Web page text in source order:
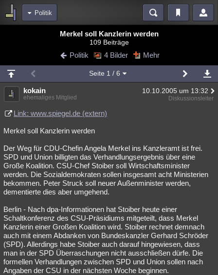
Politik
Blogs Videos
Chat Wiki Neuigkeiten
meine Rubriken
Menschen Mystery Kriminalfälle
Spiritualität Verschwörungen
Natur Umfragen Unterhaltung
weitere Rubriken
Philosophie Träume Orte Esoterik Literatur
Astronomie Helpdesk Gruppen Gaming Filme
Verbesserungen
Übersichten
Besucht Teilgenommen Alle Neue Geschlossen
Lesenswert Schlüsselwörter
Merkel soll Kanzlerin werden
109 Beiträge
Politik 4 Bilder Mehr
Seite 1 / 6
kokain 10.10.2005 um 13:32
ehemaliges Mitglied Diskussionsleiter
Link: www.spiegel.de (extern)
Merkel soll Kanzlerin werden
Der Weg für CDU-Chefin Angela Merkel ins Kanzleramt ist frei.
SPD und Union billigten das Verhandlungsergebnis über eine
Große Koalition. CSU-Chef Stoiber soll Wirtschaftsminister
werden. Die Sozialdemokraten sollen insgesamt acht Ministerien
bekommen. Peter Struck soll neuer Außenminister werden,
dementierte dies aber umgehend.
Berlin - Nach dpa-Informationen hat Stoiber heute einer
Schaltkonferenz des CSU-Präsidiums mitgeteilt, dass Merkel
Kanzlerin einer Großen Koalition wird. Stoiber rechnet demnach
auch mit einem Abdanken von Bundeskanzler Gerhard Schröder
(SPD). Allerdings habe Stoiber auch darauf hingewiesen, dass
man in der SPD Überraschungen nicht ausschließen dürfe. Die
formellen Verhandlungen zwischen SPD und Union sollen nach
Angaben der CSU in der nächsten Woche beginnen.